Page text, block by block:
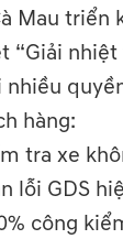
Mau triển
“Giải
nhiều
hàng:
tra xe
lỗi GDS
công